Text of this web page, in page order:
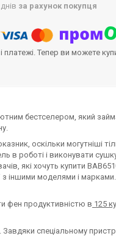
за рахунок покупця
платежі. Тепер ви можете
бестселером, який
оскільки могутніші
роботі і виконувати сушку
які хочуть купити
іншими моделями і
фен продуктивністю в 125
спеціальному